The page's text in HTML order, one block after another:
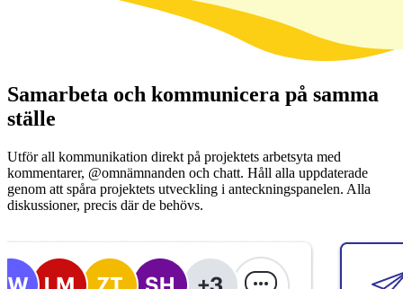
Samarbeta och kommunicera på samma
ställe
Utför all kommunikation direkt på projektets arbetsyta med
kommentarer, @omnämnanden och chatt. Håll alla uppdaterade
genom att spåra projektets utveckling i anteckningspanelen. Alla
diskussioner, precis där de behövs.